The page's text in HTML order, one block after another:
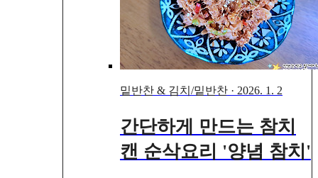
밑반찬 & 김치/밑반찬 · 2026. 1. 2
간단하게 만드는 참치
캔 순삭요리 '양념 참치'